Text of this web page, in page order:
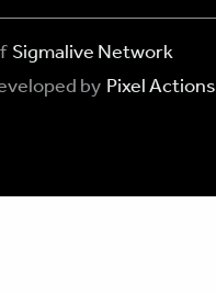
Sigmalive Network
by Pixel Actions